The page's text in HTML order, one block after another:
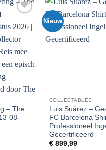
aan
– The
08-
Nieuw
COLLECTABLES
Luis Suárez –
FC Barcelona
Professioneel
Gecertificeerd
€899,99